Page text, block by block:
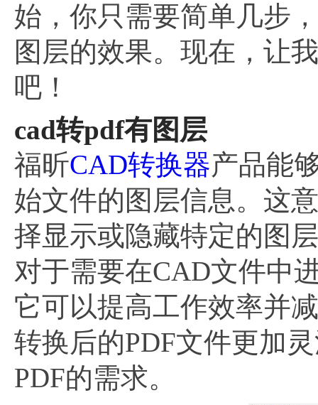
始，你只需要简单几步
图层的效果。现在，让
吧！
cad转pdf有图层
福昕CAD转换器产品能
始文件的图层信息。这
择显示或隐藏特定的图
对于需要在CAD文件中
它可以提高工作效率并
转换后的PDF文件更加
PDF的需求。